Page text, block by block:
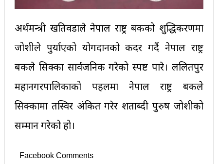
अर्थमन्त्री खतिवडाले नेपाल राष्ट्र बैंकको शुद्धिकरणमा
जोशीले पुर्याएको योगदानको कदर गर्दै नेपाल राष्ट्र
बैंकले सिक्का सार्वजनिक गरेको स्पष्ट पारे। ललितपुर
महानगरपालिकाको पहलमा नेपाल राष्ट्र बैंकले
सिक्कामा तस्विर अंकित गरेर शताब्दी पुरुष जोशीको
सम्मान गरेको हो।
Facebook Comments